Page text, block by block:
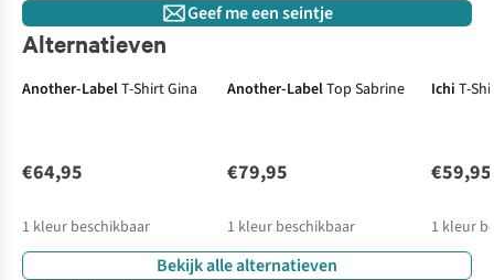
Geef me een seintje
Alternatieven
Another-LabelT-Shirt Gina
€64,95
1 kleur beschikbaar
Another-LabelTop Sabrine
€79,95
1 kleur beschikbaar
Ichi T-
€59,95
1 kleur
Bekijk alle alternatieven